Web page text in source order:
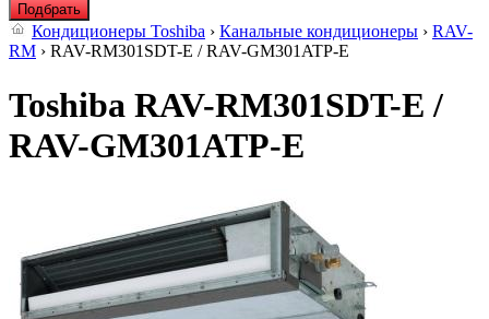
Подбрать
Кондиционеры Toshiba › Канальные кондиционеры › RAV-
RM › RAV-RM301SDT-E / RAV-GM301ATP-E
Toshiba RAV-RM301SDT-E /
RAV-GM301ATP-E